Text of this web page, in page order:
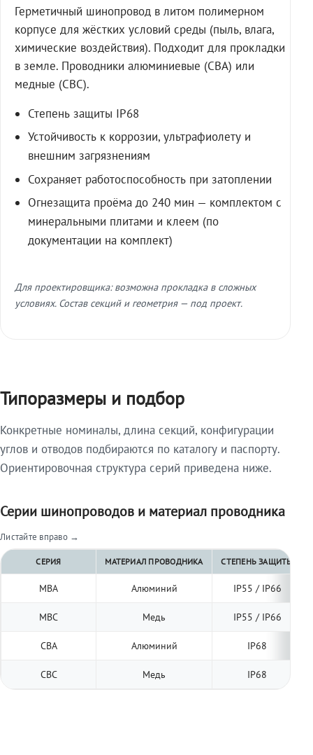
Герметичный шинопровод в литом полимерном
корпусе для жёстких условий среды (пыль, влага,
химические воздействия). Подходит для прокладки
в земле. Проводники алюминиевые (СВА) или
медные (СВС).
Степень защиты IP68
Устойчивость к коррозии, ультрафиолету и
внешним загрязнениям
Сохраняет работоспособность при затоплении
Огнезащита проёма до 240 мин — комплектом с
минеральными плитами и клеем (по
документации на комплект)
Для проектировщика: возможна прокладка в сложных
условиях. Состав секций и геометрия — под проект.
Типоразмеры и подбор
Конкретные номиналы, длина секций, конфигурации
углов и отводов подбираются по каталогу и паспорту.
Ориентировочная структура серий приведена ниже.
Серии шинопроводов и материал проводника
Листайте вправо →
СЕРИЯ МАТЕРИАЛ ПРОВОДНИКА СТЕПЕНЬ ЗАЩИТЫ
МВА Алюминий IP55 / IP66
МВС Медь IP55 / IP66
СВА Алюминий IP68
СВС Медь IP68